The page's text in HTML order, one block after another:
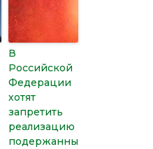
В
Российской
Федерации
хотят
запретить
реализацию
подержанны